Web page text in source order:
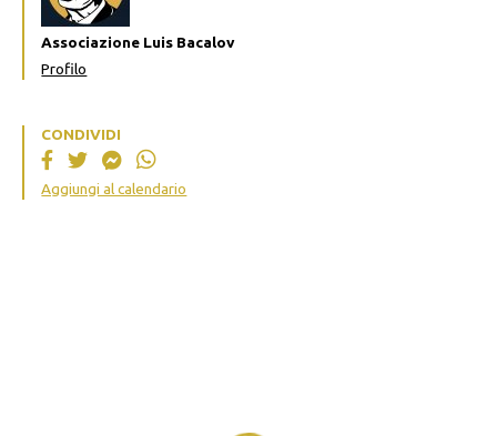
Associazione Luis Bacalov
Profilo
CONDIVIDI
Aggiungi al calendario